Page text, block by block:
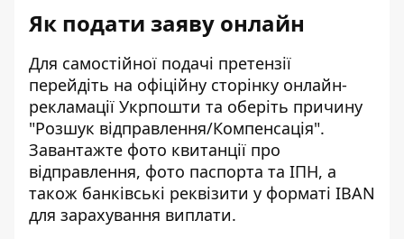
Як подати заяву онлайн
Для самостійної подачі претензії
перейдіть на офіційну сторінку онлайн-
рекламації Укрпошти та оберіть причину
"Розшук відправлення/Компенсація".
Завантажте фото квитанції про
відправлення, фото паспорта та ІПН, а
також банківські реквізити у форматі IBAN
для зарахування виплати.